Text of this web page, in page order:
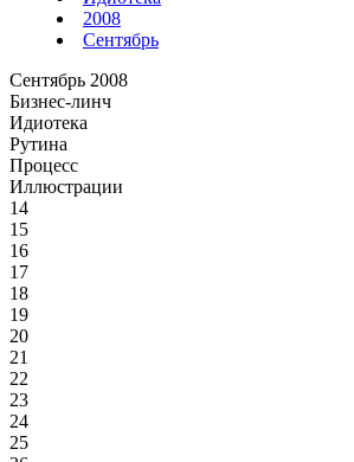
2008
Сентябрь
Сентябрь 2008
Бизнес-линч
Идиотека
Рутина
Процесс
Иллюстрации
14
15
16
17
18
19
20
21
22
23
24
25